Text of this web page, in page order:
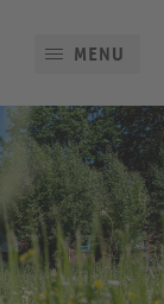
MENU